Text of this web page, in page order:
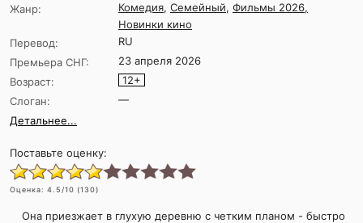
Жанр:
Комедия, Семейный, Фильмы 2026,
Новинки кино
Перевод:
RU
Премьера СНГ:
23 апреля 2026
Возраст:
12+
Слоган:
—
Детальнее...
Поставьте оценку:
Оценка: 4.5/10 (130)
Она приезжает в глухую деревню с четким планом - быстро